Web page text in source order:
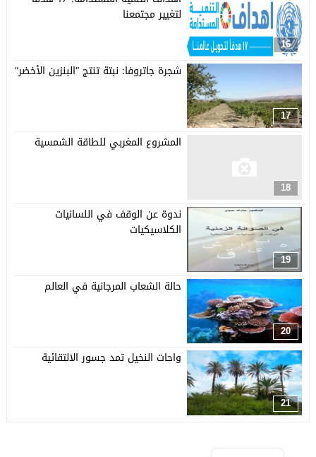
16
لتغيير مجتمعنا
17
شجرة جاتروفا: نبتة تنتج “البنزين الأخضر”
18
المشروع المغربي للطاقة الشمسية
19
ندوة عن الوقف في اللسانيات
الكلاسيكيات
20
حالة الشعاب المرجانية في العالم
21
واحات النخيل تمد جسور الالتقائية